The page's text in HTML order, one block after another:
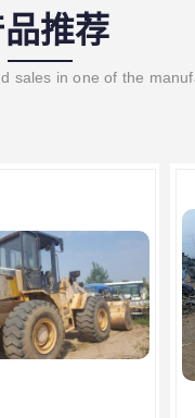
推荐
sales in one of the